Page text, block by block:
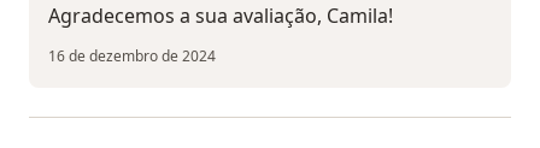
Agradecemos a sua avaliação, Camila!
16 de dezembro de 2024